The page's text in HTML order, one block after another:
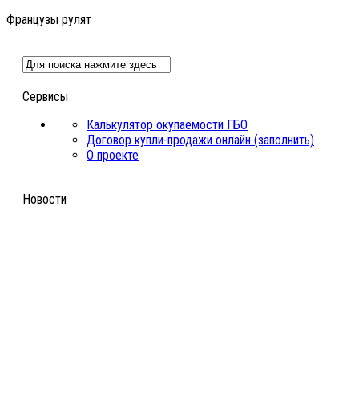
Французы рулят
Сервисы
Калькулятор окупаемости ГБО
Договор купли-продажи онлайн (заполнить)
О проекте
Новости